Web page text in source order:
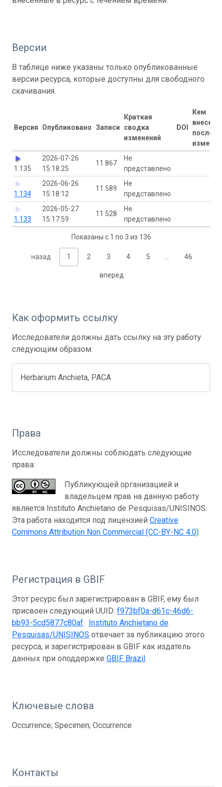
Версии
В таблице ниже указаны только опубликованные
версии ресурса, которые доступны для свободного
скачивания.
Версия Опубликовано Записи
Краткая
сводка
изменений
DOI
Кем
внесены
1.135
2026-07-26
15:18:25
11 867
Не
представлено
1.134
2026-06-26
15:18:12
11 589
Не
представлено
1.133
2026-05-27
15:17:59
11 528
Не
представлено
Показаны с 1 по 3 из 136
назад 1 2 3 4 5 46
вперед
Как оформить ссылку
Исследователи должны дать ссылку на эту работу
следующим образом:
Herbarium Anchieta, PACA
Права
Исследователи должны соблюдать следующие
права:
Публикующей организацией и
владельцем прав на данную работу
является Instituto Anchietano de Pesquisas/UNISINOS.
Эта работа находится под лицензией Creative
Commons Attribution Non Commercial (CC-BY-NC 4.0).
Регистрация в GBIF
Этот ресурс был зарегистрирован в GBIF, ему был
присвоен следующий UUID: f973bf0a-d61c-46d6-
bb93-5cd5877c80af. Instituto Anchietano de
Pesquisas/UNISINOS отвечает за публикацию этого
ресурса, и зарегистрирован в GBIF как издатель
данных при оподдержке GBIF Brazil.
Ключевые слова
Occurrence; Specimen; Occurrence
Контакты